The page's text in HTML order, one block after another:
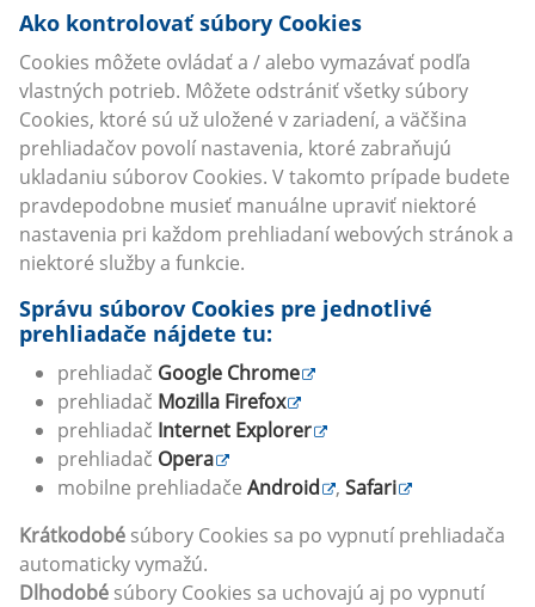
Ako kontrolovať súbory Cookies
Cookies môžete ovládať a / alebo vymazávať podľa
vlastných potrieb. Môžete odstrániť všetky súbory
Cookies, ktoré sú už uložené v zariadení, a väčšina
prehliadačov povolí nastavenia, ktoré zabraňujú
ukladaniu súborov Cookies. V takomto prípade budete
pravdepodobne musieť manuálne upraviť niektoré
nastavenia pri každom prehliadaní webových stránok a
niektoré služby a funkcie.
Správu súborov Cookies pre jednotlivé
prehliadače nájdete tu:
prehliadač Google Chrome
prehliadač Mozilla Firefox
prehliadač Internet Explorer
prehliadač Opera
mobilne prehliadače Android , Safari
Krátkodobé súbory Cookies sa po vypnutí prehliadača
automaticky vymažú.
Dlhodobé súbory Cookies sa uchovajú aj po vypnutí